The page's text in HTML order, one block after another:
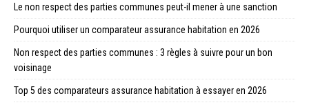
Le non respect des parties communes peut-il mener à une sanction
Pourquoi utiliser un comparateur assurance habitation en 2026
Non respect des parties communes : 3 règles à suivre pour un bon
voisinage
Top 5 des comparateurs assurance habitation à essayer en 2026